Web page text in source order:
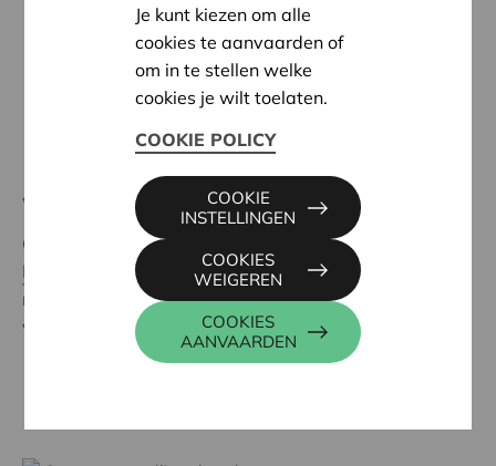
We zorgen als belangrijke aandeelhouder voor
sterke fundamenten van KBC Groep.
We realiseren positieve impact in onze
Onze vennoten genieten van unieke voordelen.
Waarden
Geïnspireerd opde coöperatieve waarden van F.W.
Raiffeisen
vormen samenwerking, solidariteit en
respect voor iedereen al meer dan 125 jaar de basis
voor ons ondernemerschap.
Je kunt kiezen om alle
cookies te aanvaarden of
om in te stellen welke
cookies je wilt toelaten.
COOKIE POLICY
COOKIES
AANVAARDEN
COOKIES
WEIGEREN
COOKIE
INSTELLINGEN